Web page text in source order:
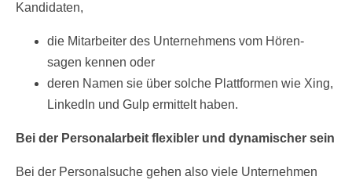
Kandidaten,
die Mitarbeiter des Unternehmens vom Hören-
sagen kennen oder
deren Namen sie über solche Plattformen wie Xing,
LinkedIn und Gulp ermittelt haben.
Bei der Personalarbeit flexibler und dynamischer sein
Bei der Personalsuche gehen also viele Unternehmen